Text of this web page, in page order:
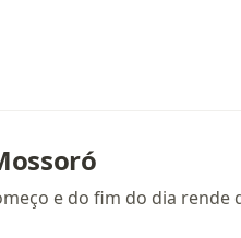
e do fim do dia